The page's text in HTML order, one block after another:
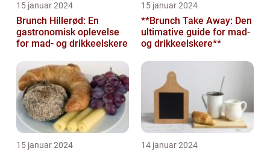
15 januar 2024
Brunch Hillerød: En
gastronomisk oplevelse
for mad- og drikkeelskere
15 januar 2024
**Brunch Take Away: Den
ultimative guide for mad-
og drikkeelskere**
15 januar 2024 14 januar 2024